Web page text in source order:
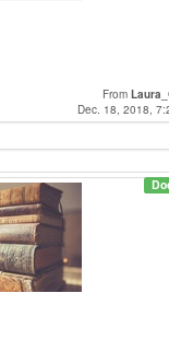
From
Dec. 18, 2018,